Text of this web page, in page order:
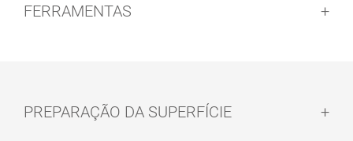
FERRAMENTAS
PREPARAÇÃO DA SUPERFÍCIE